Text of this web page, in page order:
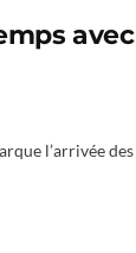
avec
l’arrivée des